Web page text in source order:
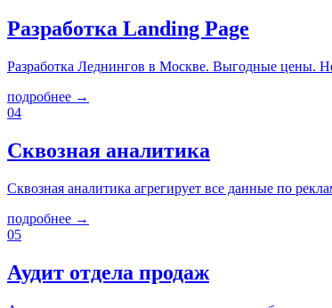
Разработка Landing Page
Разработка Леднингов в Москве. Выгодные цены.
подробнее →
04
Сквозная аналитика
Сквозная аналитика агрегирует все данные по
подробнее →
05
Аудит отдела продаж